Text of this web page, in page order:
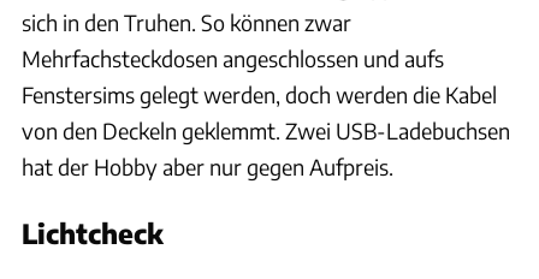
sich in den Truhen. So können zwar
Mehrfachsteckdosen angeschlossen und aufs
Fenstersims gelegt werden, doch werden die Kabel
von den Deckeln geklemmt. Zwei USB-Ladebuchsen
hat der Hobby aber nur gegen Aufpreis.
Lichtcheck